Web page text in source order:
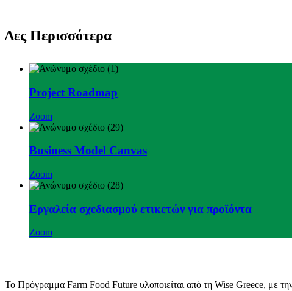
Δες Περισσότερα
Project Roadmap
Zoom
Business Model Canvas
Zoom
Εργαλεία σχεδιασμού ετικετών για προϊόντα
Zoom
Το Πρόγραμμα Farm Food Future υλοποιείται από τη Wise Greece, με